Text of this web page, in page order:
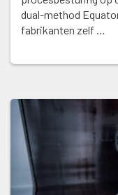
dual-method
fabrikanten zelf …